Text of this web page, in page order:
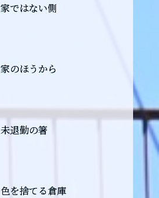
家ではない側
家のほうから
未退勤の箸
色を捨てる倉庫